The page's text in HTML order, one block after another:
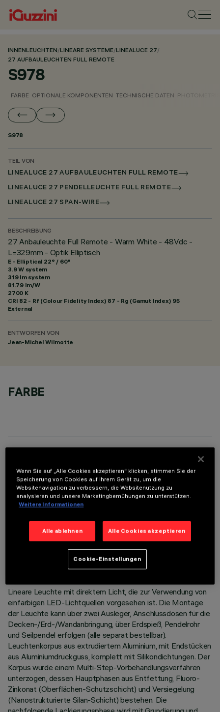
INNENLEUCHTEN/LINEARE SYSTEME/LINEALUCE 27/
27 AUFBAULEUCHTEN FULL REMOTE
S978
FARBE OPTIONALE KOMPONENTEN TECHNISCHE DATEN
S978
TEIL VON
LINEALUCE 27 AUFBAULEUCHTEN FULL REMOTE
LINEALUCE 27 PENDELLEUCHTE FULL REMOTE
LINEALUCE 27 SPAN-WIRE
BESCHREIBUNG
27 Anbauleuchte Full Remote - Warm White - 48Vdc -
L=329mm - Optik Elliptisch
E - Elliptical 22° / 60°
3.9 W system
319 lm system
81.79 lm/W
2700 K
CRI 82 - Rf (Colour Fidelity Index) 87 - Rg (Gamut Index) 95
External
ENTWORFEN VON
Jean-Michel Wilmotte
FARBE
TECHNISCHE DATEN
LETZTES UPDATE: 06.08.2026
Lineare Leuchte mit direktem Licht, die zur Verwendung von
einfarbigen LED-Lichtquellen vorgesehen ist. Die Montage
der Leuchte kann über zwei Ausleger, Anschlussdosen für die
Decken-/Erd-/Wandanbringung, über Erdspieß, Pendelrohr
und Seilpendel erfolgen (alle separat bestellbar).
Leuchtenkorpus aus extrudiertem Aluminium, mit Endstücken
aus Aluminiumdruckguss, komplett mit Silikondichtungen. Der
Korpus wurde einem Multi-Step-Vorbehandlungsverfahren
unterzogen, dessen Hauptphasen aus Entfettung, Fluoro-
Zinkonat (Oberflächen-Schutzschicht) und Versiegelung
(Nanostrukturierte Silan-Schicht) bestehen. Die
Wenn Sie auf „Alle Cookies akzeptieren“ klicken, stimmen Sie der
Speicherung von Cookies auf Ihrem Gerät zu, um die
Websitenavigation zu verbessern, die Websitenutzung zu
analysieren und unsere Marketingbemühungen zu unterstützen.
Weitere Informationen
Alle ablehnen Alle Cookies akzeptieren
Cookie-Einstellungen